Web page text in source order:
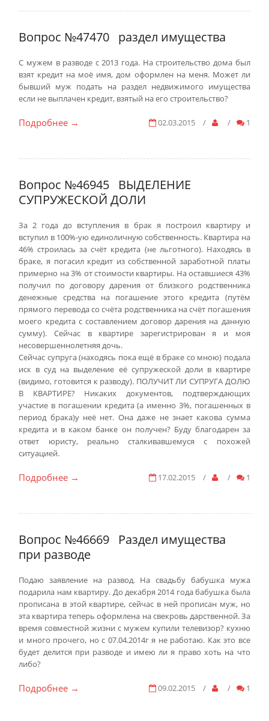
Вопрос №47470 раздел имущества
С мужем в разводе с 2013 года. На строительство дома был
взят кредит на моё имя, дом оформлен на меня. Может ли
бывший муж подать на раздел недвижимого имущества
если не выплачен кредит, взятый на его строительство?
02.03.2015 / / 1
Подробнее →
Вопрос №46945
ВЫДЕЛЕНИЕ
СУПРУЖЕСКОЙ ДОЛИ
За 2 года до вступления в брак я построил квартиру и
вступил в 100%-ую единоличную собственность. Квартира на
46% строилась за счёт кредита (не льготного). Находясь в
браке, я погасил кредит из собственной заработной платы
примерно на 3% от стоимости квартиры. На оставшиеся 43%
получил по договору дарения от близкого родственника
денежные средства на погашение этого кредита (путём
прямого перевода со счёта родственника на счёт погашения
моего кредита с составлением договор дарения на данную
сумму). Сейчас в квартире зарегистрирован я и моя
несовершеннолетняя дочь.
Сейчас супруга (находясь пока ещё в браке со мною) подала
иск в суд на выделение её супружеской доли в квартире
(видимо, готовится к разводу). ПОЛУЧИТ ЛИ СУПРУГА ДОЛЮ
В КВАРТИРЕ? Никаких документов, подтверждающих
участие в погашении кредита (а именно 3%, погашенных в
период брака)у неё нет. Она даже не знает какова сумма
кредита и в каком банке он получен? Буду благодарен за
ответ юристу, реально сталкивавшемуся с похожей
ситуацией.
17.02.2015 / / 1
Подробнее →
Вопрос №46669
Раздел имущества
при разводе
Подаю заявление на развод. На свадьбу бабушка мужа
подарила нам квартиру. До декабря 2014 года бабушка была
прописана в этой квартире, сейчас в ней прописан муж, но
эта квартира теперь оформлена на свекровь дарственной. За
время совместной жизни с мужем купили телевизор? кухню
и много прочего, но с 07.04.2014г я не работаю. Как это все
будет делится при разводе и имею ли я право хоть на что
либо?
09.02.2015 / / 1
Подробнее →